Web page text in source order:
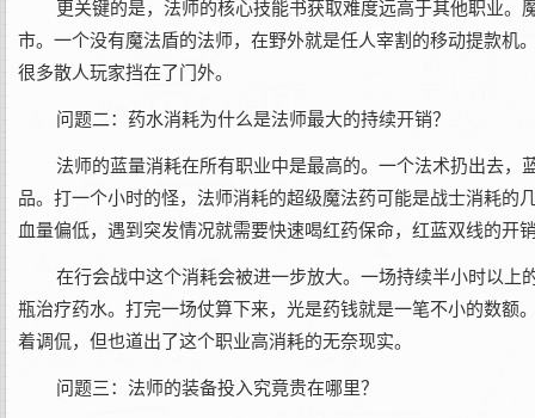
更关键的是，法师的核心技能书获取难度远高于其他职业
市。一个没有魔法盾的法师，在野外就是任人宰割的移动提款机
很多散人玩家挡在了门外。
问题二：药水消耗为什么是法师最大的持续开销？
法师的蓝量消耗在所有职业中是最高的。一个法术扔出去
品。打一个小时的怪，法师消耗的超级魔法药可能是战士消耗
血量偏低，遇到突发情况就需要快速喝红药保命，红蓝双线的开
在行会战中这个消耗会被进一步放大。一场持续半小时以
瓶治疗药水。打完一场仗算下来，光是药钱就是一笔不小的数额
着调侃，但也道出了这个职业高消耗的无奈现实。
问题三：法师的装备投入究竟贵在哪里？